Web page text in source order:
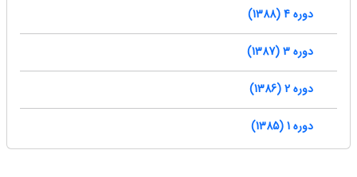
دوره 4 (1388)
دوره 3 (1387)
دوره 2 (1386)
دوره 1 (1385)